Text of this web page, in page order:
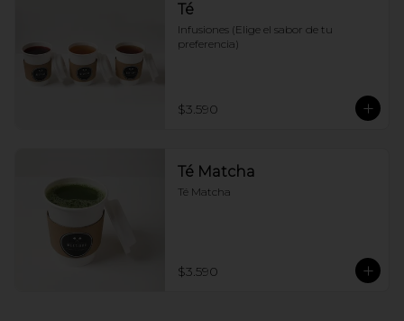
Té
Infusiones (Elige el sabor de tu
preferencia)
$3.590
Té Matcha
Té Matcha
$3.590